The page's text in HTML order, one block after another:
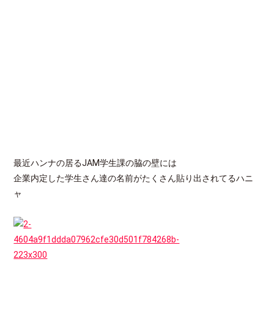
最近ハンナの居るJAM学生課の脇の壁には
企業内定した学生さん達の名前がたくさん貼り出されてるハニ
ャ